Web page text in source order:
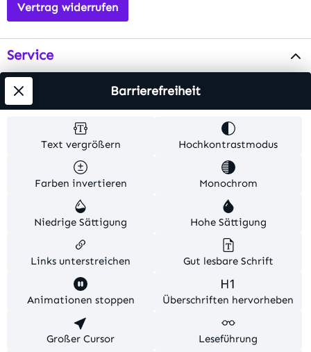
Vertrag widerrufen
Service
Info
Alle Preise inkl. gesetzl. Mehrwertsteuer zzgl.
Versandkosten . Alle Artikelangaben sind
Herstellerangaben und ohne Gewähr.
© 2026 MKV24 – Alle Rechte vorbehalten. Theme by
TC-Innovations
Text vergrößern Hochkontrastmodus
Farben invertieren Monochrom
Niedrige Sättigung Hohe Sättigung
Links unterstreichen Gut lesbare Schrift
Animationen stoppen Überschriften hervorheben
Großer Cursor Leseführung
Barrierefreiheit
Diese Website verwendet Cookies, um eine bestmögliche
Erfahrung bieten zu können.
Nur technisch notwendige
Konfigurieren